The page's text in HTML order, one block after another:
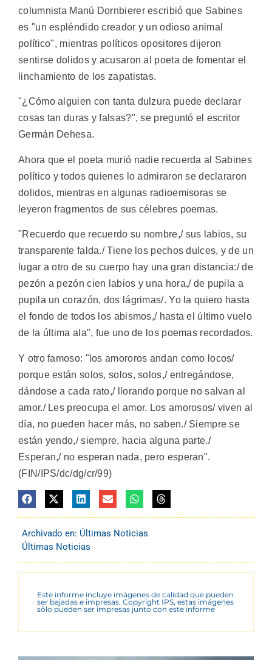
columnista Manú Dornbierer escribió que Sabines
es "un espléndido creador y un odioso animal
político", mientras políticos opositores dijeron
sentirse dolidos y acusaron al poeta de fomentar el
linchamiento de los zapatistas.
"¿Cómo alguien con tanta dulzura puede declarar
cosas tan duras y falsas?", se preguntó el escritor
Germán Dehesa.
Ahora que el poeta murió nadie recuerda al Sabines
político y todos quienes lo admiraron se declararon
dolidos, mientras en algunas radioemisoras se
leyeron fragmentos de sus célebres poemas.
"Recuerdo que recuerdo su nombre,/ sus labios, su
transparente falda./ Tiene los pechos dulces, y de un
lugar a otro de su cuerpo hay una gran distancia:/ de
pezón a pezón cien labios y una hora,/ de pupila a
pupila un corazón, dos lágrimas/. Yo la quiero hasta
el fondo de todos los abismos,/ hasta el último vuelo
de la última ala", fue uno de los poemas recordados.
Y otro famoso: "los amororos andan como locos/
porque están solos, solos, solos,/ entregándose,
dándose a cada rato,/ llorando porque no salvan al
amor./ Les preocupa el amor. Los amorosos/ viven al
día, no pueden hacer más, no saben./ Siempre se
están yendo,/ siempre, hacia alguna parte./
Esperan,/ no esperan nada, pero esperan".
(FIN/IPS/dc/dg/cr/99)
Archivado en: Últimas Noticias
Últimas Noticias
Este informe incluye imágenes de calidad que pueden
ser bajadas e impresas. Copyright IPS, estas imágenes
sólo pueden ser impresas junto con este informe